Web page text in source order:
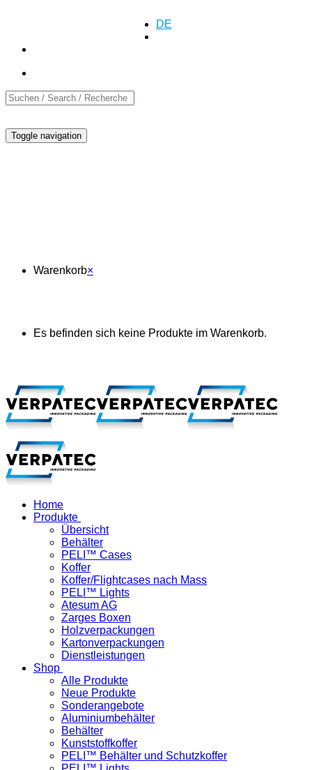
Anfrage
DE
Toggle navigation
Warenkorb×
Es befinden sich keine Produkte im Warenkorb.
Home
Produkte
Übersicht
Behälter
PELI™ Cases
Koffer
Koffer/Flightcases nach Mass
PELI™ Lights
Atesum AG
Zarges Boxen
Holzverpackungen
Kartonverpackungen
Dienstleistungen
Shop
Alle Produkte
Neue Produkte
Sonderangebote
Aluminiumbehälter
Behälter
Kunststoffkoffer
PELI™ Behälter und Schutzkoffer